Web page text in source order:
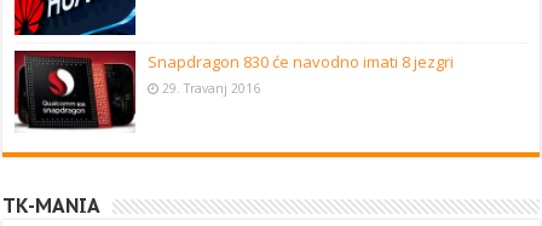
Snapdragon 830 će navodno imati 8 jezgri
29. Travanj 2016
TK-MANIA